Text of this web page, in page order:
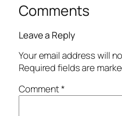
Comments
Leave a Reply
Your email address will
Required fields are
Comment*